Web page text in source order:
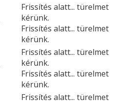
Frissítés alatt... türelmet
kérünk.
Frissítés alatt... türelmet
kérünk.
Frissítés alatt... türelmet
kérünk.
Frissítés alatt... türelmet
kérünk.
Frissítés alatt... türelmet